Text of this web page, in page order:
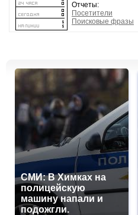
Отчеты:
Посетители
Поисковые фразы
СМИ: В Химках на
полицейскую
машину напали и
подожгли.